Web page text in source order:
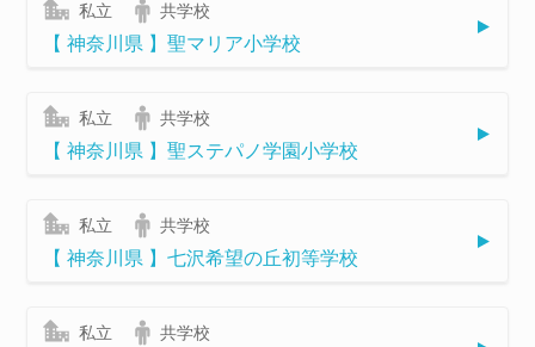
私立 共学校
【 神奈川県 】聖マリア小学校
私立 共学校
【 神奈川県 】聖ステパノ学園小学校
私立 共学校
【 神奈川県 】七沢希望の丘初等学校
私立 共学校